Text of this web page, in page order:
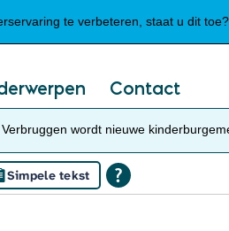
te verbeteren, staat u dit toe?
Contact
wordt nieuwe
Simpele tekst